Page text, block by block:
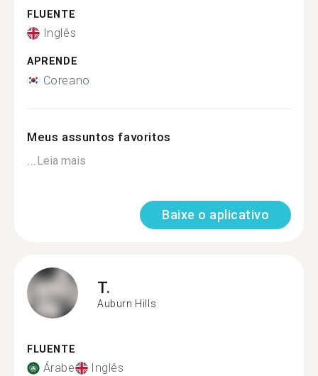
FLUENTE
Inglês
APRENDE
Coreano
Meus assuntos favoritos
Leia mais
Baixe o aplicativo
T.
Auburn Hills
FLUENTE
Árabe Inglês